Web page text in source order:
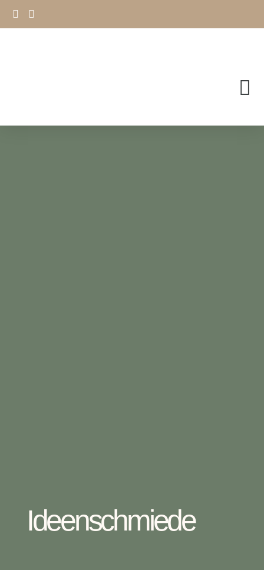
Ideenschmiede